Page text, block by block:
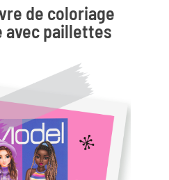
de coloriage
avec paillettes